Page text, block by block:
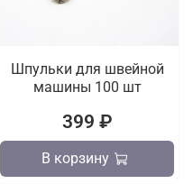
Шпульки для швейной
машины 100 шт
399 ₽
В корзину